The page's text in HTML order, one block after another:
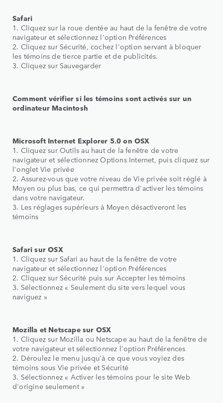
Safari
1. Cliquez sur la roue dentée au haut de la fenêtre de votre
navigateur et sélectionnez l'option Préférences
2. Cliquez sur Sécurité, cochez l'option servant à bloquer
les témoins de tierce partie et de publicités.
3. Cliquez sur Sauvegarder
Comment vérifier si les témoins sont activés sur un
ordinateur Macintosh
Microsoft Internet Explorer 5.0 on OSX
1. Cliquez sur Outils au haut de la fenêtre de votre
navigateur et sélectionnez Options Internet, puis cliquez sur
l'onglet Vie privée
2. Assurez-vous que votre niveau de Vie privée soit réglé à
Moyen ou plus bas, ce qui permettra d'activer les témoins
dans votre navigateur.
3. Les réglages supérieurs à Moyen désactiveront les
témoins
Safari sur OSX
1. Cliquez sur Safari au haut de la fenêtre de votre
navigateur et sélectionnez l'option Préférences
2. Cliquez sur Sécurité puis sur Accepter les témoins
3. Sélectionnez « Seulement du site vers lequel vous
naviguez »
Mozilla et Netscape sur OSX
1. Cliquez sur Mozilla ou Netscape au haut de la fenêtre de
votre navigateur et sélectionnez l'option Préférences
2. Déroulez le menu jusqu'à ce que vous voyiez des
témoins sous Vie privée et Sécurité
3. Sélectionnez « Activer les témoins pour le site Web
d'origine seulement »